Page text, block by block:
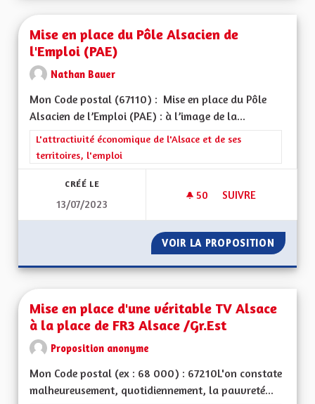
Mise en place du Pôle Alsacien de
l'Emploi (PAE)
Nathan Bauer
Mon Code postal (67110) : Mise en place du Pôle
Alsacien de l’Emploi (PAE) : à l’image de la...
Filtrer les résultats de la catégorie : L'attractivité
L'attractivité économique de l'Alsace et de ses
territoires, l'emploi
CRÉÉ LE
13/07/2023
50 50 ABONNÉS
SUIVRE
VOIR LA PROPOSITION MISE
Mise en place d'une véritable TV Alsace
à la place de FR3 Alsace /Gr.Est
Proposition anonyme
Mon Code postal (ex : 68 000) : 67210L'on constate
malheureusement, quotidiennement, la pauvreté...